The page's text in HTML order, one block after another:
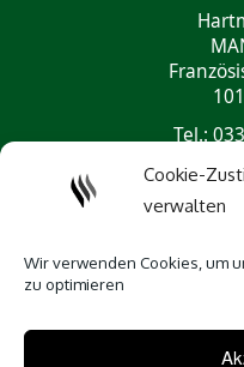
Cookie-
verwalten
Wir verwenden Cookies, um
zu optimieren
Tel.: